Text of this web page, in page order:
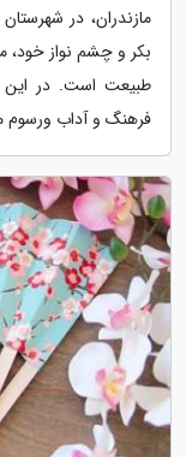
مازندران، در
بکر و چشم نواز خود،
طبیعت است. در این
فرهنگ و آداب ورسوم